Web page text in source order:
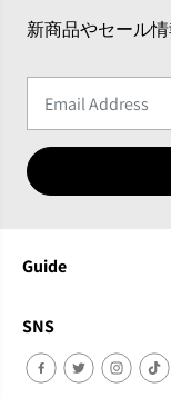
新商品やセール
Guide
SNS